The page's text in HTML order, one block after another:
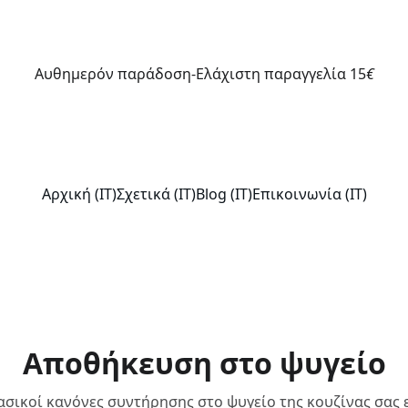
Αυθημερόν παράδοση-Ελάχιστη παραγγελία 15€
Αρχική (IT)Σχετικά (IT)Blog (IT)Επικοινωνία (IT)
Αποθήκευση στο ψυγείο
κανόνες συντήρησης στο ψυγείο της κουζίνας σας